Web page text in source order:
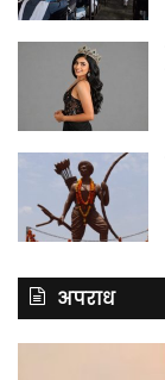
अपराध